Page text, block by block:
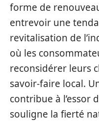
forme de
entrevoir une
revitalisation de
où les
reconsidérer leurs
savoir-faire local.
contribue à l’essor
souligne la fierté